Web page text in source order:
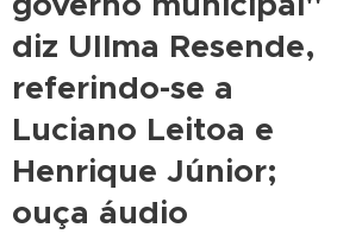
diz UIlma Resende,
referindo-se a
Luciano Leitoa e
Henrique Júnior;
ouça áudio